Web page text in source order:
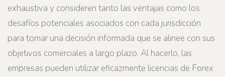
exhaustiva y consideren tanto las ventajas como los
desafíos potenciales asociados con cada jurisdicción
para tomar una decisión informada que se alinee con sus
objetivos comerciales a largo plazo. Al hacerlo, las
empresas pueden utilizar eficazmente licencias de Forex